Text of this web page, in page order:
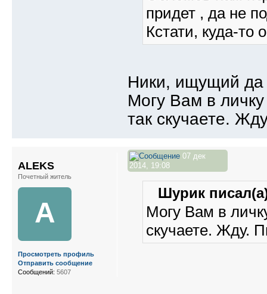
придет , да не
Кстати, куда-то
Ники, ищущий
Могу Вам в
так скучаете.
07 дек
2014, 19:08
Шурик
Могу Вам в
скучаете. Жду.
ALEKS
Почетный житель
A
Просмотреть профиль
Отправить сообщение
Сообщений: 5607